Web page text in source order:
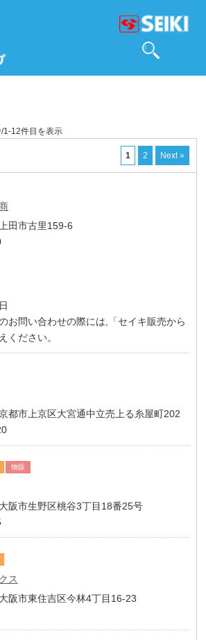
12件目を表示
1 2 Next »
田市古里159-6
お問い合わせの際には,「セイキ販売から
ください。
都市上京区大宮通中立売上る糸屋町202
物販
阪市生野区桃谷3丁目18番25号
ス
阪市東住吉区今林4丁目16-23